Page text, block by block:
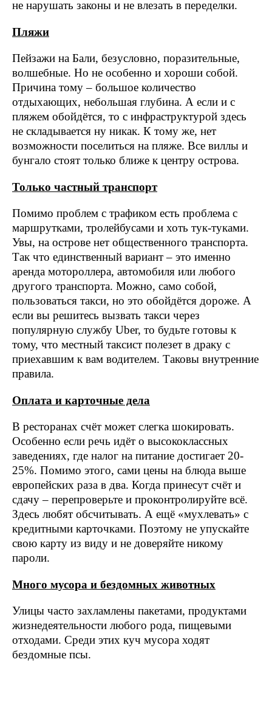
не нарушать законы и не влезать в переделки.
Пляжи
Пейзажи на Бали, безусловно, поразительные,
волшебные. Но не особенно и хороши собой.
Причина тому – большое количество
отдыхающих, небольшая глубина. А если и с
пляжем обойдётся, то с инфраструктурой здесь
не складывается ну никак. К тому же, нет
возможности поселиться на пляже. Все виллы и
бунгало стоят только ближе к центру острова.
Только частный транспорт
Помимо проблем с трафиком есть проблема с
маршрутками, тролейбусами и хоть тук-туками.
Увы, на острове нет общественного транспорта.
Так что единственный вариант – это именно
аренда мотороллера, автомобиля или любого
другого транспорта. Можно, само собой,
пользоваться такси, но это обойдётся дороже. А
если вы решитесь вызвать такси через
популярную службу Uber, то будьте готовы к
тому, что местный таксист полезет в драку с
приехавшим к вам водителем. Таковы внутренние
правила.
Оплата и карточные дела
В ресторанах счёт может слегка шокировать.
Особенно если речь идёт о высококлассных
заведениях, где налог на питание достигает 20-
25%. Помимо этого, сами цены на блюда выше
европейских раза в два. Когда принесут счёт и
сдачу – перепроверьте и проконтролируйте всё.
Здесь любят обсчитывать. А ещё «мухлевать» с
кредитными карточками. Поэтому не упускайте
свою карту из виду и не доверяйте никому
пароли.
Много мусора и бездомных животных
Улицы часто захламлены пакетами, продуктами
жизнедеятельности любого рода, пищевыми
отходами. Среди этих куч мусора ходят
бездомные псы.